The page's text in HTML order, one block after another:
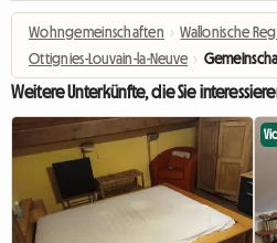
Wohngemeinschaften › Wallonische
Ottignies-Louvain-la-Neuve ›
Weitere Unterkünfte, die Sie